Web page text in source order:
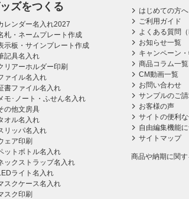
ズをつくる
レンダー名入れ2027
札・ネームプレート作成
示板・サインプレート作成
記具名入れ
リアーホルダー印刷
ァイル名入れ
書ファイル名入れ
モ･ノート・ふせん名入れ
の他文房具
オル名入れ
リッパ名入れ
ェア印刷
ットボトル名入れ
ックストラップ名入れ
ライト名入れ
スクケース名入れ
スク印刷
はじめての方へ
ご利用ガイド
よくある質問（
お知らせ一覧
キャンペーン
商品コラム一覧
CM動画一覧
お問い合わせ
サンプルのご
お客様の声
サイトの便利
自由編集機能
サイトマップ
商品や納期に関